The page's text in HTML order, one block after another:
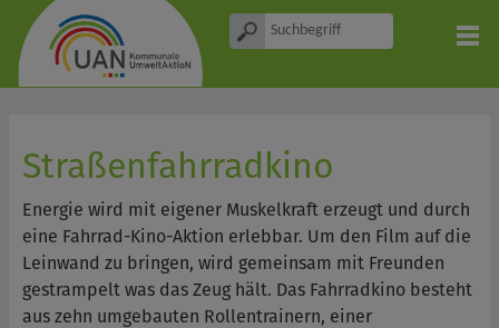
Straßenfahrradkino
Energie wird mit eigener Muskelkraft erzeugt und durch
eine Fahrrad-Kino-Aktion erlebbar. Um den Film auf die
Leinwand zu bringen, wird gemeinsam mit Freunden
gestrampelt was das Zeug hält. Das Fahrradkino besteht
aus zehn umgebauten Rollentrainern, einer